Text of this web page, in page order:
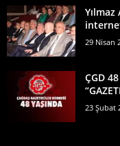
29 Nisan
ÇGD
23 Şubat